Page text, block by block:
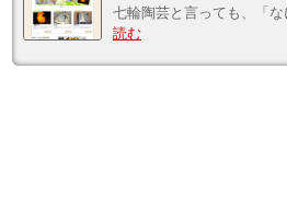
七輪陶芸と言っても、「
読む